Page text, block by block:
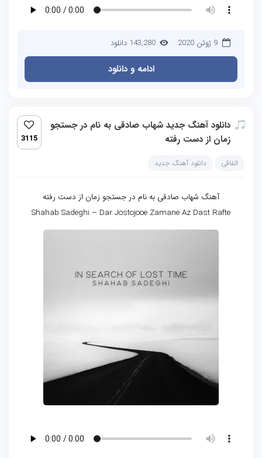
9 ژوئن 2020 143,280 دانلود
ادامه و دانلود
دانلود آهنگ جدید شهاب صادقی به نام در جستجو
زمان از دست رفته
3115
اتفاقی دانلود آهنگ جدید
آهنگ شهاب صادقی به نام در جستجو زمان از دست رفته
Shahab Sadeghi – Dar Jostojooe Zamane Az Dast Rafte